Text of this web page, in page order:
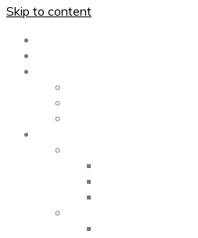
Skip to content